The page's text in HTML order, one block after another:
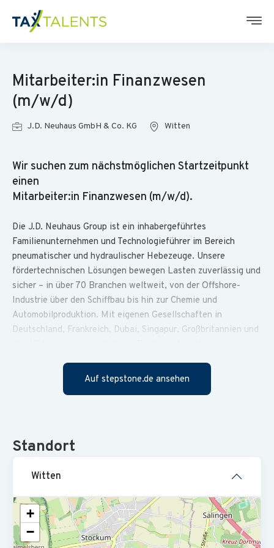
Mitarbeiter:in Finanzwesen
(m/w/d)
J.D. Neuhaus GmbH & Co. KG Witten
Wir suchen zum nächstmöglichen Startzeitpunkt
einen
Mitarbeiter:in Finanzwesen (m/w/d).
Die J.D. Neuhaus Group ist ein inhabergeführtes
Familienunternehmen und Technologieführer im Bereich
pneumatischer und hydraulischer Hebezeuge. Unsere
fördertechnischen Lösungen bewegen Lasten zuverlässig und
sicher – in über 70 Branchen weltweit, von der Offshore-
Industrie über den Schiffbau bis hin zur Chemie und
Automobilproduktion. Mit eigenen Gesellschaften in
Deutschland, Frankreich, Dubai, Singapur, Großbritannien und
Dabei zählen wir auf das Engagement aller und auf unsere
gemeinsamen Werte, um unser Markenversprechen
Für dieses Ziel suchen wir zum nächstmöglichen
(m/w/d).
jede Diskriminierungsabsicht wird in dieser Information
ausschließlich die männliche Form verwendet. Damit sind alle
Geschlechter einbezogen.
Auf stepstone.de ansehen
Standort
Witten
+
−